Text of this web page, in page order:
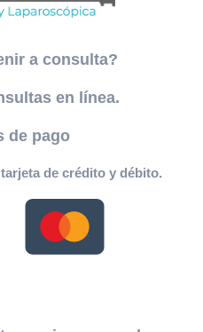
a consulta?
en línea.
de pago
de crédito y débito.